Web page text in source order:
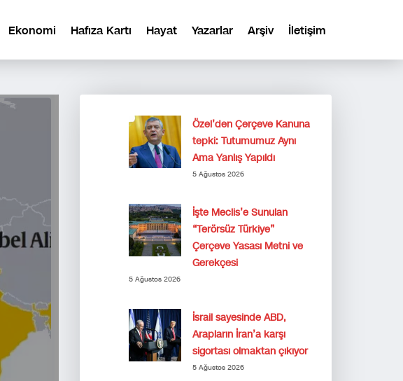
Ekonomi Hafıza Kartı Hayat Yazarlar Arşiv İletişim
Özel’den Çerçeve Kanuna
tepki: Tutumumuz Aynı
Ama Yanlış Yapıldı
5 Ağustos 2026
İşte Meclis’e Sunulan
“Terörsüz Türkiye”
Çerçeve Yasası Metni ve
Gerekçesi
5 Ağustos 2026
İsrail sayesinde ABD,
Arapların İran’a karşı
sigortası olmaktan çıkıyor
5 Ağustos 2026